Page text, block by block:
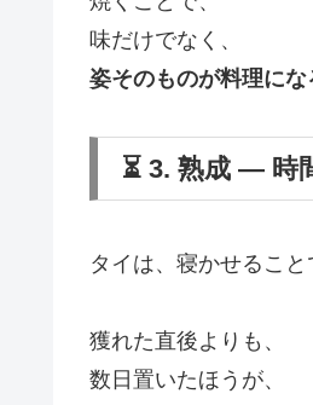
味だけでなく、
姿そのものが料理にな
⏳ 3. 熟成 ― 時
タイは、寝かせること
獲れた直後よりも、
数日置いたほうが、